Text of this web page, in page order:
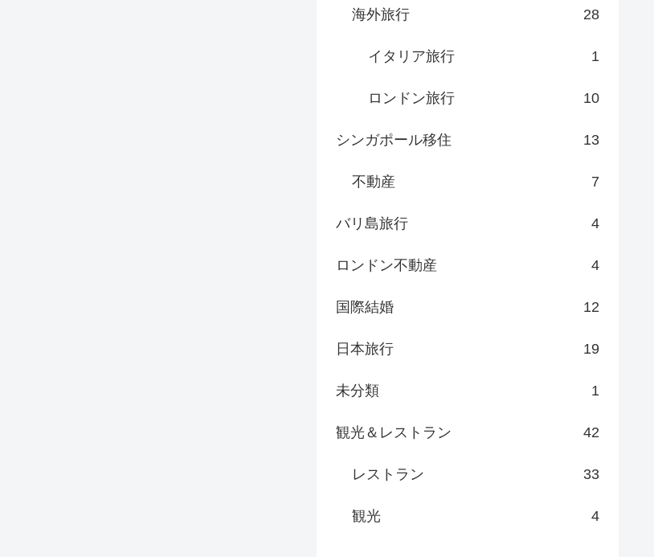
海外旅行 28
イタリア旅行 1
ロンドン旅行 10
シンガポール移住 13
不動産 7
バリ島旅行 4
ロンドン不動産 4
国際結婚 12
日本旅行 19
未分類 1
観光＆レストラン 42
レストラン 33
観光 4